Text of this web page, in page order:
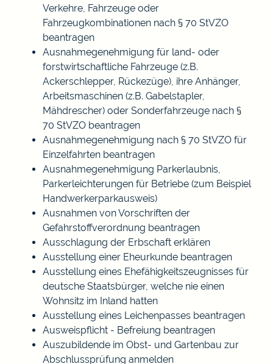
Verkehre, Fahrzeuge oder
Fahrzeugkombinationen nach § 70 StVZO
beantragen
Ausnahmegenehmigung für land- oder
forstwirtschaftliche Fahrzeuge (z.B.
Ackerschlepper, Rückezüge), ihre Anhänger,
Arbeitsmaschinen (z.B. Gabelstapler,
Mähdrescher) oder Sonderfahrzeuge nach §
70 StVZO beantragen
Ausnahmegenehmigung nach § 70 StVZO für
Einzelfahrten beantragen
Ausnahmegenehmigung Parkerlaubnis,
Parkerleichterungen für Betriebe (zum Beispiel
Handwerkerparkausweis)
Ausnahmen von Vorschriften der
Gefahrstoffverordnung beantragen
Ausschlagung der Erbschaft erklären
Ausstellung einer Eheurkunde beantragen
Ausstellung eines Ehefähigkeitszeugnisses für
deutsche Staatsbürger, welche nie einen
Wohnsitz im Inland hatten
Ausstellung eines Leichenpasses beantragen
Ausweispflicht - Befreiung beantragen
Auszubildende im Obst- und Gartenbau zur
Abschlussprüfung anmelden